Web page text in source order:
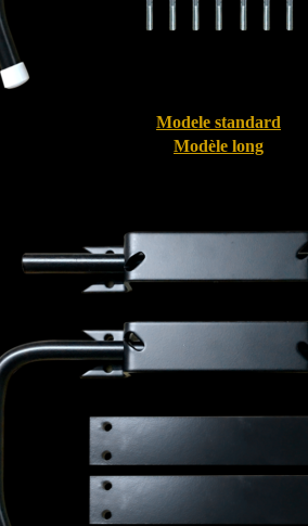
Modele standard
Modèle long